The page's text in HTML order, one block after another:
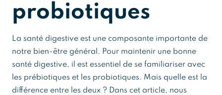
probiotiques
La santé digestive est une composante importante de
notre bien-être général. Pour maintenir une bonne
santé digestive, il est essentiel de se familiariser avec
les prébiotiques et les probiotiques. Mais quelle est la
différence entre les deux ? Dans cet article, nous